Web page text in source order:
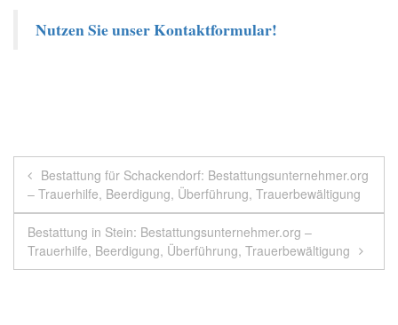
Nutzen Sie unser Kontaktformular!
Beitragsnavigation
Bestattung für Schackendorf: Bestattungsunternehmer.org
– Trauerhilfe, Beerdigung, Überführung, Trauerbewältigung
Bestattung in Stein: Bestattungsunternehmer.org –
Trauerhilfe, Beerdigung, Überführung, Trauerbewältigung